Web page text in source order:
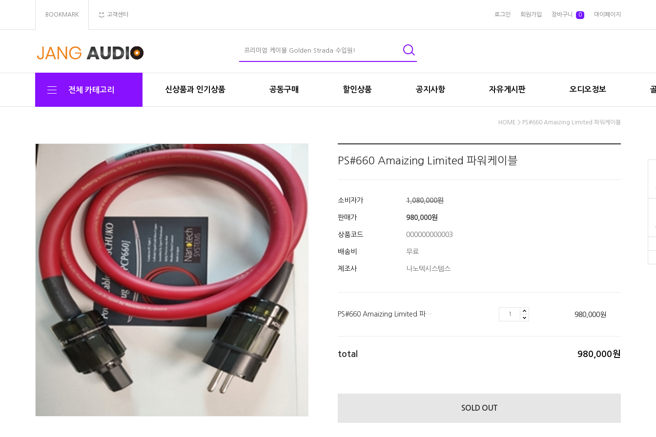
BOOKMARK 고객센터 로그인 회원가입 장바구니 0 마이페이지
전체 카테고리 신상품과 인기상품 공동구매 할인상품 공지사항 자유게시판 오디오정보
HOME > PS#660 Amaizing Limited 파워케이블
PS#660 Amaizing Limited 파워케이블
소비자가 1,080,000원
판매가 980,000원
상품코드 000000000003
배송비 무료
제조사 나노텍시스템스
PS#660 Amaizing Limited 파워케이블 980,000원
total 980,000원
SOLD OUT